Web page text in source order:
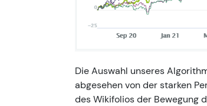
Die Auswahl unseres
abgesehen von der starken
des Wikifolios der Bewegung